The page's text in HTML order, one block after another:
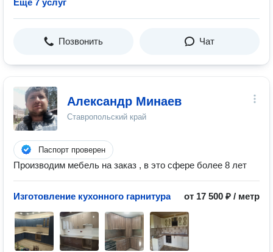
Ещё 7 услуг
Позвонить Чат
Александр Минаев
Ставропольский край
Паспорт проверен
Производим мебель на заказ , в это сфере более 8 лет
Изготовление кухонного гарнитура от 17 500 ₽ / метр